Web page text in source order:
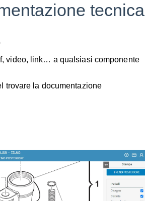
tecnica
video, link… a qualsiasi componente
trovare la documentazione